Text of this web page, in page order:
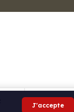
Avis
J'accepte